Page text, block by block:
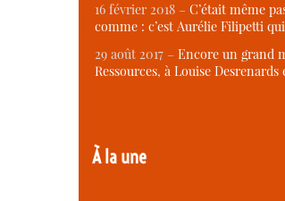
16 février 2018 – C’était même
comme : c’est Aurélie Filipetti
29 août 2017 – Encore un grand
Ressources, à Louise
À la une